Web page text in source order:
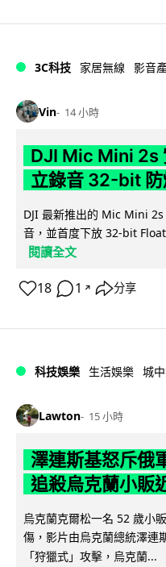
3C科技 家居無線 影音
Vin 14 小時
DJI Mic Mini 2s
立錄音 32-bit
DJI 最新推出的 Mic Mini
音，並首度下放 32-bit
閱讀全文
18 1 ↗ 分享
科技娛樂 生活娛樂 城
Lawton 15 小時
澤連斯基怒斥俄
追殺烏克蘭小販
烏克蘭克爾松一名 52 歲小
傷，影片由烏克蘭總統澤連
「狩獵式」攻擊，烏克蘭...